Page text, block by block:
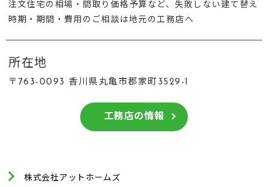
注文住宅の相場・間取り価格予算など、失敗しない建て替え
時期・期間・費用のご相談は地元の工務店へ
所在地
〒763-0093 香川県丸亀市郡家町3529-1
工務店の情報
株式会社アットホームズ